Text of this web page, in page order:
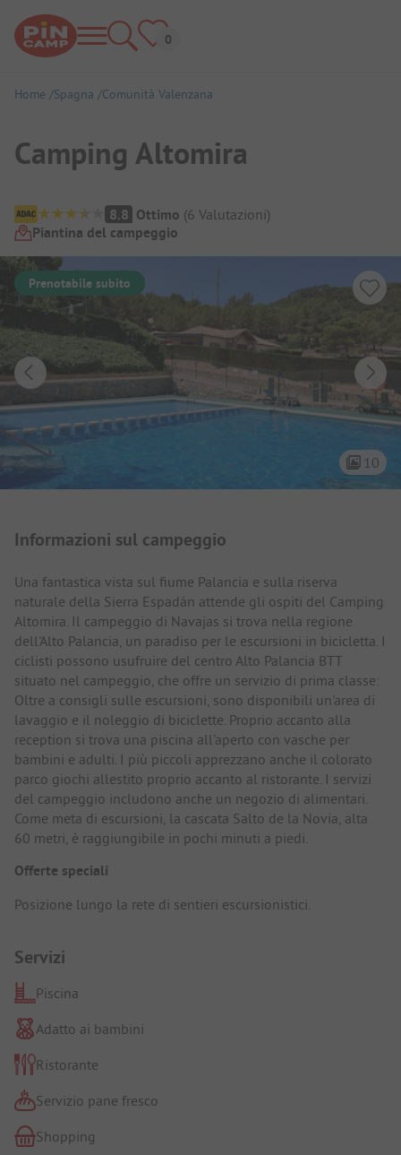
Home Spagna Comunità Valenzana
Camping Altomira
Panoramica del campeggio
8.8 Ottimo (6 Valutazioni)
Piantina del campeggio
Prenotabile subito
10
Informazioni sul campeggio
Una fantastica vista sul fiume Palancia e sulla riserva
naturale della Sierra Espadán attende gli ospiti del Camping
Altomira. Il campeggio di Navajas si trova nella regione
dell'Alto Palancia, un paradiso per le escursioni in bicicletta. I
ciclisti possono usufruire del centro Alto Palancia BTT
situato nel campeggio, che offre un servizio di prima classe:
Oltre a consigli sulle escursioni, sono disponibili un'area di
lavaggio e il noleggio di biciclette. Proprio accanto alla
reception si trova una piscina all'aperto con vasche per
bambini e adulti. I più piccoli apprezzano anche il colorato
parco giochi allestito proprio accanto al ristorante. I servizi
del campeggio includono anche un negozio di alimentari.
Come meta di escursioni, la cascata Salto de la Novia, alta
60 metri, è raggiungibile in pochi minuti a piedi.
Offerte speciali
Posizione lungo la rete di sentieri escursionistici.
Servizi
Piscina
Adatto ai bambini
Ristorante
Servizio pane fresco
Shopping